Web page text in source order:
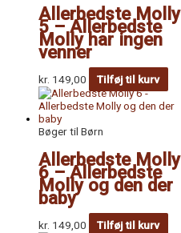
Allerbedste Molly
5 – Allerbedste
Molly har ingen
venner
kr. 149,00 Tilføj til kurv
Bøger til Børn
Allerbedste Molly
6 – Allerbedste
Molly og den der
baby
kr. 149,00 Tilføj til kurv